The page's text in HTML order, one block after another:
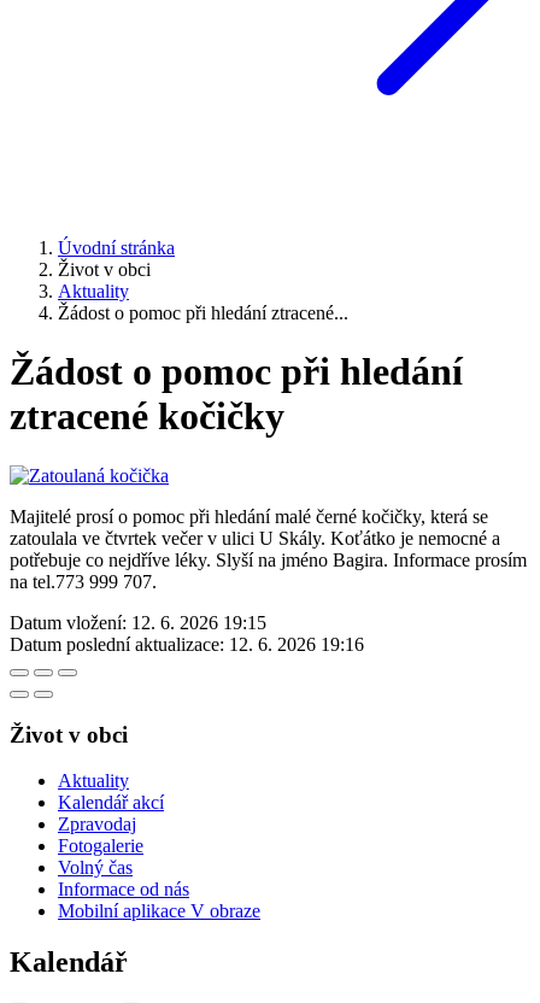
Úvodní stránka
Život v obci
Aktuality
Žádost o pomoc při hledání ztracené...
Žádost o pomoc při hledání
ztracené kočičky
Majitelé prosí o pomoc při hledání malé černé kočičky, která se
zatoulala ve čtvrtek večer v ulici U Skály. Koťátko je nemocné a
potřebuje co nejdříve léky. Slyší na jméno Bagira. Informace prosím
na tel.773 999 707.
Datum vložení: 12. 6. 2026 19:15
Datum poslední aktualizace: 12. 6. 2026 19:16
Život v obci
Aktuality
Kalendář akcí
Zpravodaj
Fotogalerie
Volný čas
Informace od nás
Mobilní aplikace V obraze
Kalendář